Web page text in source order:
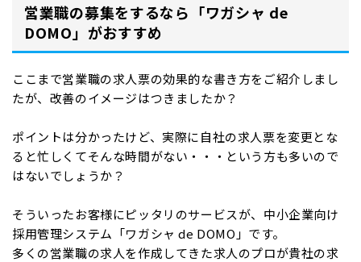
営業職の募集をするなら「ワガシャ de
DOMO」がおすすめ
ここまで営業職の求人票の効果的な書き方をご紹介しまし
たが、改善のイメージはつきましたか？
ポイントは分かったけど、実際に自社の求人票を変更とな
ると忙しくてそんな時間がない・・・という方も多いので
はないでしょうか？
そういったお客様にピッタリのサービスが、中小企業向け
採用管理システム「ワガシャ de DOMO」です。
多くの営業職の求人を作成してきた求人のプロが貴社の求